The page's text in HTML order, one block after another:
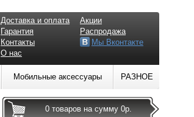
Доставка и оплата
Гарантия
Контакты
О нас
Акции
Распродажа
Мы Вконтакте
Мобильные аксессуары РАЗНОЕ
0 товаров на сумму 0р.